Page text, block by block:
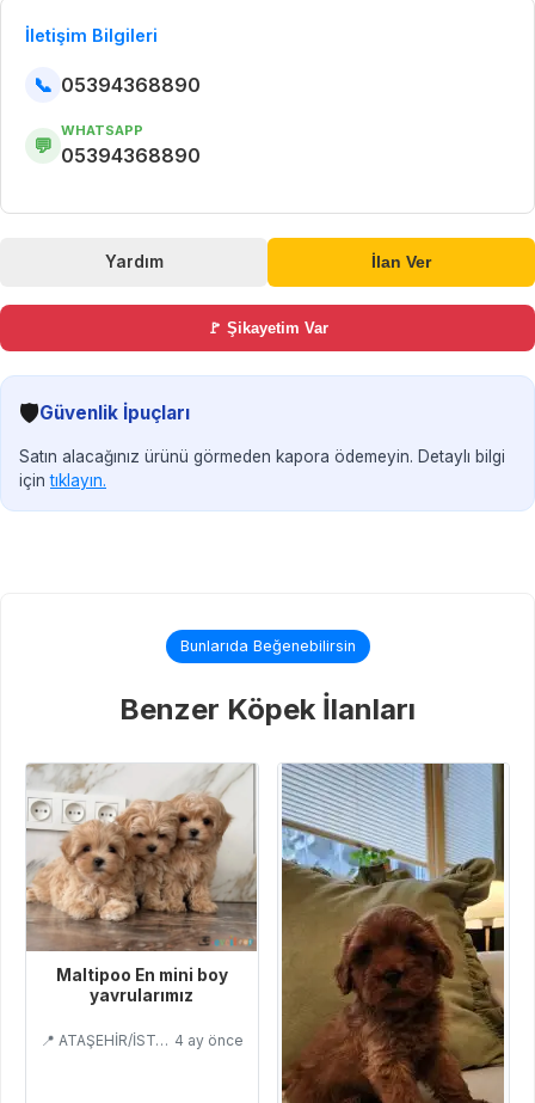
İletişim Bilgileri
📞 05394368890
💬
WHATSAPP
05394368890
Yardım İlan Ver
🚩 Şikayetim Var
🛡️Güvenlik İpuçları
Satın alacağınız ürünü görmeden kapora ödemeyin. Detaylı bilgi
içintıklayın.
Bunlarıda Beğenebilirsin
Benzer Köpek İlanları
Maltipoo En mini boy
yavrularımız
📍 ATAŞEHİR/İSTANBUL 4 ay önce